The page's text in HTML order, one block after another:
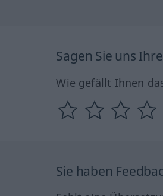
Sagen Sie uns
Wie gefällt Ihnen
Sie haben